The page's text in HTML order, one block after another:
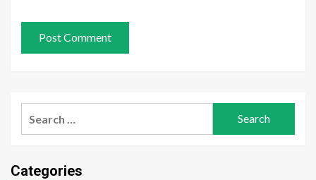
Categories